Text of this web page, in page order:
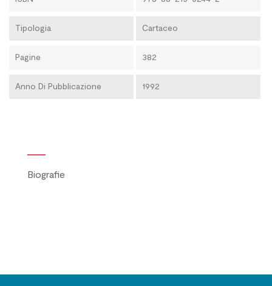
Tipologia Cartaceo
Pagine 382
Anno Di Pubblicazione 1992
Biografie